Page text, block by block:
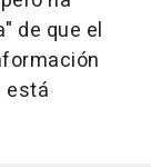
de que el
está